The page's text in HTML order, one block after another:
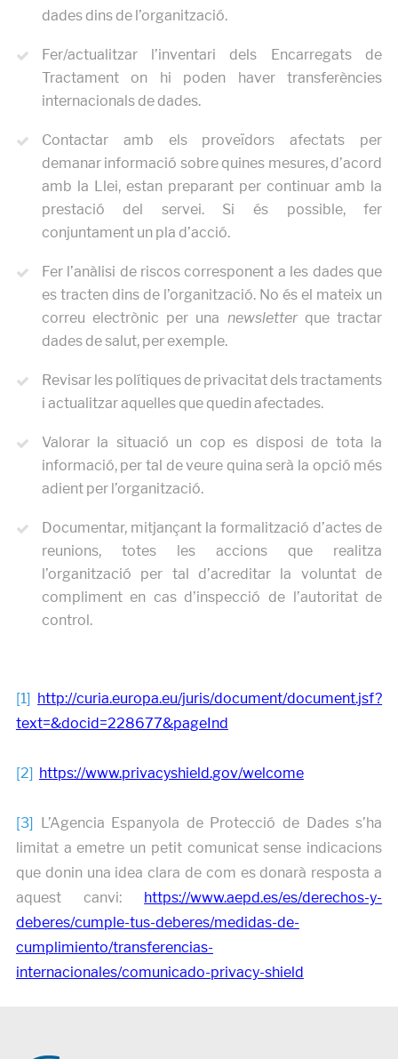
dades dins de l’organització.
Fer/actualitzar l’inventari dels Encarregats de
Tractament on hi poden haver transferències
internacionals de dades.
Contactar amb els proveïdors afectats per
demanar informació sobre quines mesures, d’acord
amb la Llei, estan preparant per continuar amb la
prestació del servei. Si és possible, fer
conjuntament un pla d’acció.
Fer l’anàlisi de riscos corresponent a les dades que
es tracten dins de l’organització. No és el mateix un
correu electrònic per una newsletterque tractar
dades de salut, per exemple.
Revisar les polítiques de privacitat dels tractaments
i actualitzar aquelles que quedin afectades.
Valorar la situació un cop es disposi de tota la
informació, per tal de veure quina serà la opció més
adient per l’organització.
Documentar, mitjançant la formalització d’actes de
reunions, totes les accions que realitza
l’organització per tal d’acreditar la voluntat de
compliment en cas d’inspecció de l’autoritat de
control.
[1] http://curia.europa.eu/juris/document/document.jsf?
text=&docid=228677&pageInd
[2] https://www.privacyshield.gov/welcome
[3] L’Agencia Espanyola de Protecció de Dades s’ha
limitat a emetre un petit comunicat sense indicacions
que donin una idea clara de com es donarà resposta a
aquest canvi: https://www.aepd.es/es/derechos-y-
deberes/cumple-tus-deberes/medidas-de-
cumplimiento/transferencias-
internacionales/comunicado-privacy-shield